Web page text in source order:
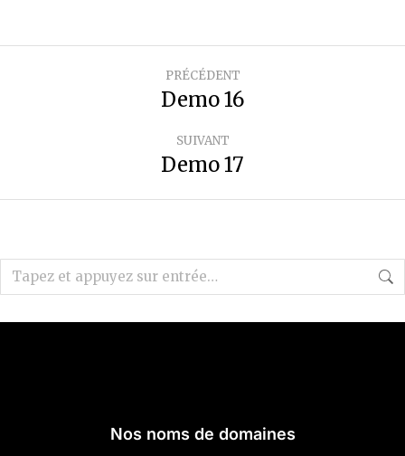
PRÉCÉDENT
Demo 16
SUIVANT
Demo 17
Nos noms de domaines